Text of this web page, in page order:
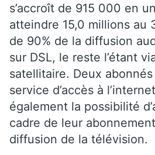
s’accroît de 915 000 en
atteindre 15,0 millions au
de 90% de la diffusion
sur DSL, le reste l’étant
satellitaire. Deux
service d’accès à
également la possibilité
cadre de leur
diffusion de la télévision.